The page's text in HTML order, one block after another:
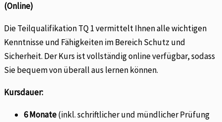
(Online)
Die Teilqualifikation TQ 1 vermittelt Ihnen alle wichtigen
Kenntnisse und Fähigkeiten im Bereich Schutz und
Sicherheit. Der Kurs ist vollständig online verfügbar, sodass
Sie bequem von überall aus lernen können.
Kursdauer:
6 Monate(inkl. schriftlicher und mündlicher Prüfung